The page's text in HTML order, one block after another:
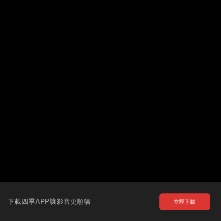
下載四季APP讓影音更順暢 立即下載